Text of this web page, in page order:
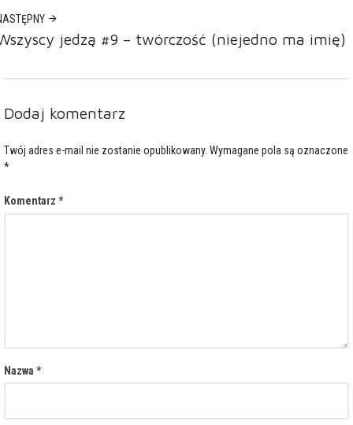
jedzą #9 – twórczość (niejedno ma imię)
Dodaj komentarz
Twój adres e-mail nie zostanie opublikowany. Wymagane pola są oznaczone
*
Komentarz *
Nazwa *